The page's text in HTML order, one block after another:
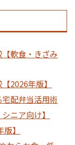
軟食・きざみ
2026年版】
配弁当活用術
ニア向け】
】